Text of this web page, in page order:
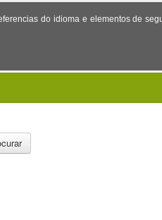
do idioma e elementos de